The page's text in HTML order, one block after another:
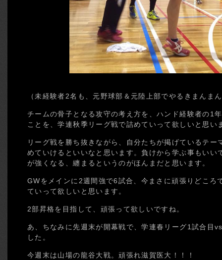
（未経験者2名も、元野球部＆元陸上部でやるきまんま
チームの骨子となる攻守の考え方を、ハンド経験者の1
ことを、学連秋季リーグ戦で詰めていって欲しいと思い
リーグ戦を勝ち抜きながら、自分たちが掲げているテー
めていけるといいなと思います。負けから学ぶ事もいい
が強くなる、纏まるというのがほんまだと思います。
GWをメインに2週間強で6試合、今まさに頑張りどころ
ていって欲しいと思います。
2部昇格を目指して、頑張って欲しいですね。
あ、ちなみに先週末が開幕戦で、学連春リーグ1試合目
した。
今週末は山場の龍谷大戦。頑張れ滋賀医大！！！